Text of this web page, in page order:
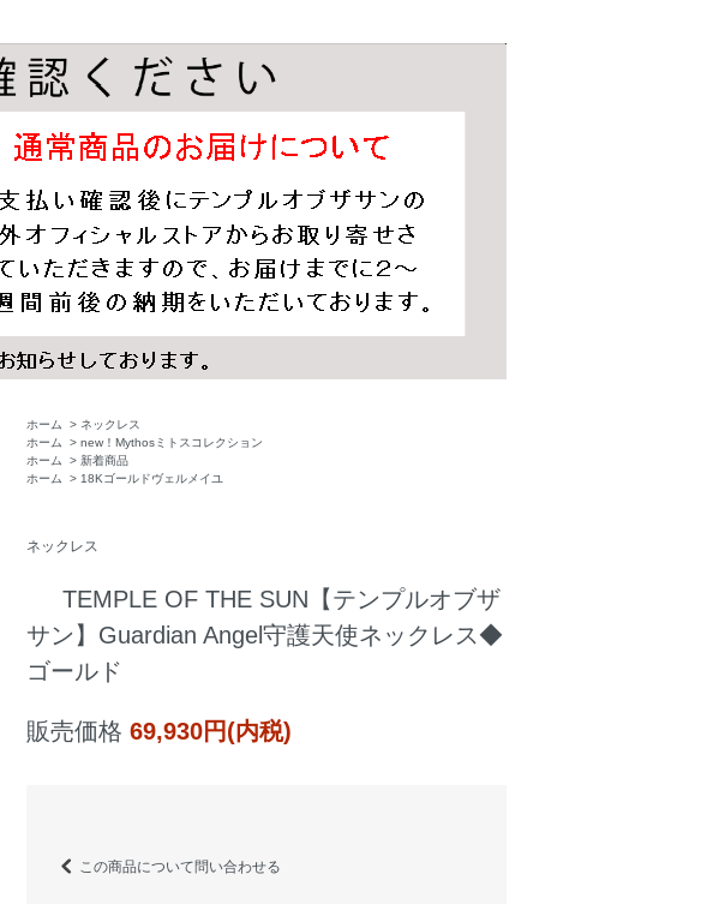
ホーム > ネックレス
ホーム
> new！Mythosミトスコレクション
ホーム
> 新着商品
ホーム
> 18Kゴールドヴェルメイユ
ネックレス
TEMPLE OF THE SUN【テンプルオブザ
サン】Guardian Angel守護天使ネックレス◆
ゴールド
販売価格 69,930円(内税)
この商品について問い合わせる